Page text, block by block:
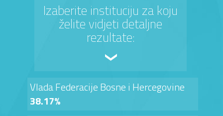
Izaberite instituciju za koju
želite vidjeti detaljne
rezultate:
Vlada Federacije Bosne i Hercegovine
38.17%